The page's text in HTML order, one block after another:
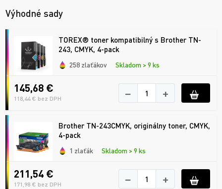
Výhodné sady
TOREX® toner kompatibilný s Brother TN-
243, CMYK, 4-pack
258 zlaťákov Skladom > 9 ks
145,68 €
118,44 € bez DPH − +
Brother TN-243CMYK, originálny toner, CMYK,
4-pack
1 zlaťák Skladom > 9 ks
211,54 €
171,98 € bez DPH − +